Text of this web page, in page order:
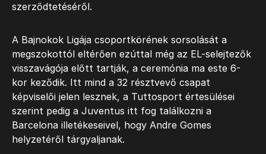
szerződtetéséről.
A Bajnokok Ligája csoportkörének sorsolását a
megszokottól eltérően ezúttal még az EL-selejtezők
visszavágója előtt tartják, a ceremónia ma este 6-
kor keződik. Itt mind a 32 résztvevő csapat
képviselői jelen lesznek, a Tuttosport értesülései
szerint pedig a Juventus itt fog találkozni a
Barcelona illetékeseivel, hogy Andre Gomes
helyzetéről tárgyaljanak.